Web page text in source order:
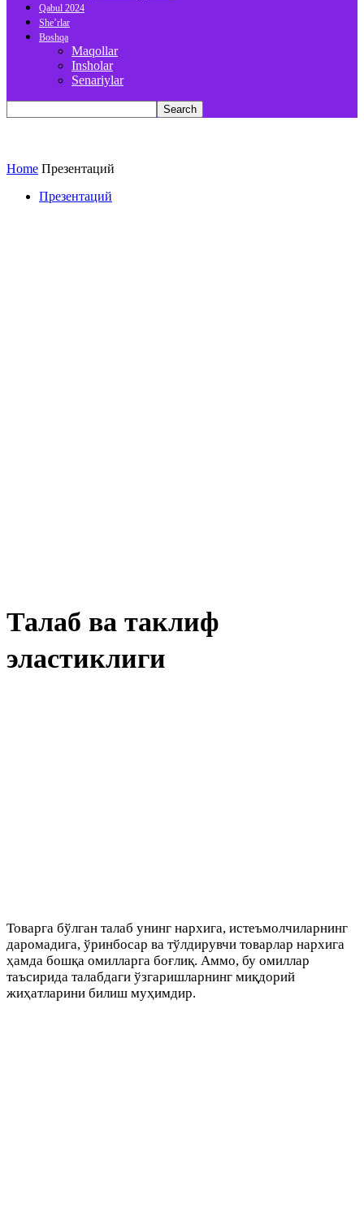
Qabul 2024
She’rlar
Boshqa
Maqollar
Insholar
Senariylar
Home Презентаций
Презентаций
Талаб ва таклиф
эластиклиги
Товарга бўлган талаб унинг нархига, истеъмолчиларнинг
даромадига, ўринбосар ва тўлдирувчи товарлар нархига
ҳамда бошқа омилларга боғлиқ. Аммо, бу омиллар
таъсирида талабдаги ўзгаришларнинг миқдорий
жиҳатларини билиш муҳимдир.